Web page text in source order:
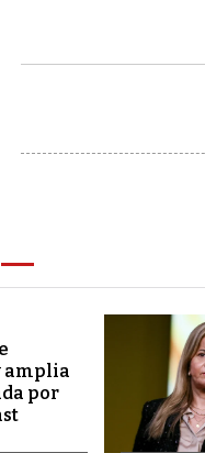
amplia
por